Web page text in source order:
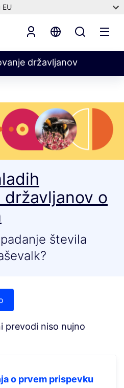
EU
državljanov
o
števila
prevodi niso nujno
o prvem prispevku